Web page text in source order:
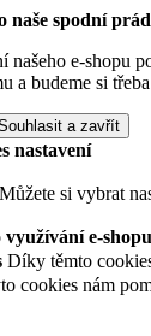
naše spodní
e-shopu
a budeme si
a zavřít
nastavení
si vybrat
e-shopu
Díky těmto
cookies nám